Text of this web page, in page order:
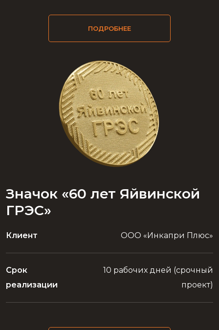
ПОДРОБНЕЕ
Значок «60 лет Яйвинской
ГРЭС»
Клиент ООО «Инкапри Плюс»
Срок
реализации
10 рабочих дней (срочный
проект)